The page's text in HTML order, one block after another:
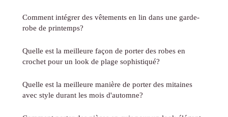
Comment intégrer des vêtements en lin dans une garde-
robe de printemps?
Quelle est la meilleure façon de porter des robes en
crochet pour un look de plage sophistiqué?
Quelle est la meilleure manière de porter des mitaines
avec style durant les mois d'automne?